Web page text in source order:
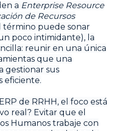
a Enterprise Resource
de Recursos
término puede sonar
poco intimidante), la
reunir en una única
que una
gestionar sus
eficiente.
de RRHH, el foco está
real? Evitar que el
Humanos trabaje con